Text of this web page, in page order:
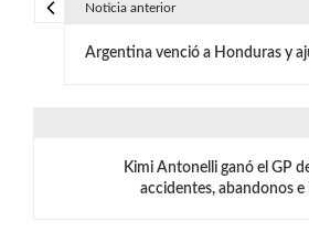
Noticia anterior
Argentina venció a Honduras y
Kimi Antonelli ganó el GP
accidentes, abandonos